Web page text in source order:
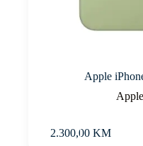
Apple
2.300,00 KM